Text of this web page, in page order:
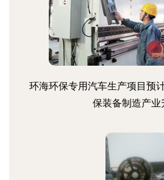
环海环保专用汽车生产项目预
保装备制造产业